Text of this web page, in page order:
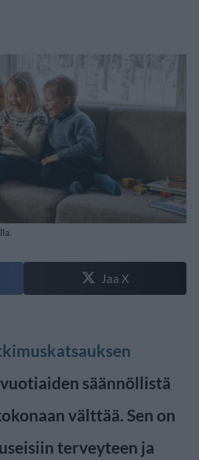
Jaa X
säännöllistä
välttää. Sen on
terveyteen ja